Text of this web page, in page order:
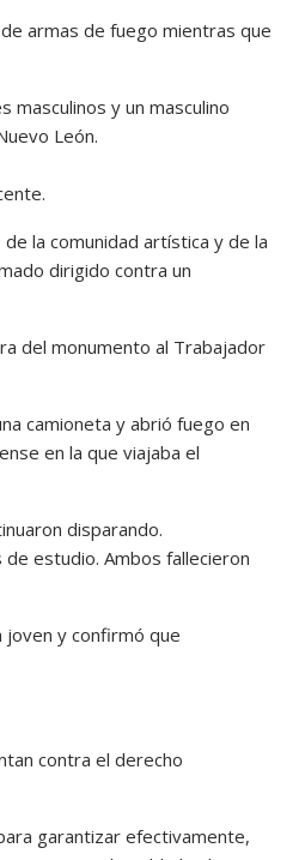
armas de fuego mientras que
y un masculino
León.
la comunidad artística y de la
dirigido contra un
del monumento al Trabajador
camioneta y abrió fuego en
en la que viajaba el
disparando.
de estudio. Ambos fallecieron
y confirmó que
contra el derecho
garantizar efectivamente,